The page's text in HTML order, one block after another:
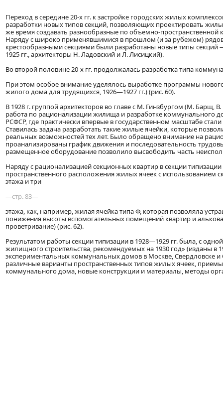
Переход в середине 20-х гг. к застройке городских жилых
разработки новых типов секций, позволяющих проектировать
же время создавать разнообразные по объемно-
Наряду с широко применявшимися в прошлом (и за рубежом)
крестообразными секциями были разработаны новые типы секций
1925 гг., архитекторы Н. Ладовский и Л. Лисицкий).
Во второй половине 20-х гг. продолжалась разработка типа
При этом особое внимание уделялось выработке программы
жилого дома для трудящихся, 1926—1927 гг.) (рис. 60).
В 1928 г. группой архитекторов во главе с М. Гинзбургом (М. Барщ,
работа по рационализации жилища и разработке коммунального
РСФСР, где практически впервые в государственном масштабе
Ставилась задача разработать такие жилые ячейки, которые
реальных возможностей тех лет. Было обращено внимание на
проанализированы график движения и последовательность
размещенное оборудование позволило высвободить часть
Наряду с рационализацией секционных квартир в секции
пространственного расположения жилых ячеек с использованием
этажа и три
—стр. 83—
этажа, как, например, жилая ячейка типа Ф, которая позволяла
понижения высоты вспомогательных помещений квартир и
проветривание) (рис. 62).
Результатом работы секции типизации в 1928—1929 гг. была, с
жилищного строительства, рекомендуемых на 1930 год» (изданы в
экспериментальных коммунальных домов в Москве, Свердловске и
различные варианты пространственных типов жилых ячеек,
коммунального дома, новые конструкции и материалы, методы